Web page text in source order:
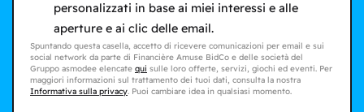
personalizzati in base ai miei interessi e alle
aperture e ai clic delle email.
Spuntando questa casella, accetto di ricevere comunicazioni per email e sui
social network da parte di Financière Amuse BidCo e delle società del
Gruppo asmodee elencate qui sulle loro offerte, servizi, giochi ed eventi. Per
maggiori informazioni sul trattamento dei tuoi dati, consulta la nostra
Informativa sulla privacy. Puoi cambiare idea in qualsiasi momento.